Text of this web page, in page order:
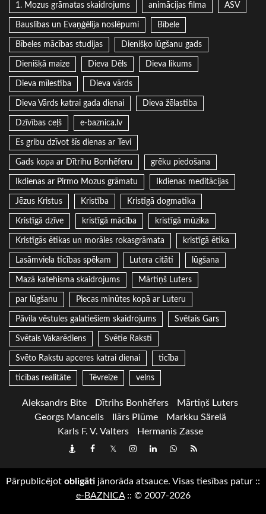
1. Mozus grāmatas skaidrojums animācijas filma ASV
Bauslības un Evaņģēlija noslēpumi Bībele
Bībeles mācības studijas Dienišķo lūgšanu gads
Dienišķā maize Dieva Dēls Dieva likums
Dieva mīlestība Dieva vārds
Dieva Vārds katrai gada dienai Dieva žēlastība
Dzīvības ceļš e-baznica.lv
Es gribu dzīvot šīs dienas ar Tevi
Gads kopa ar Dītrihu Bonhēferu grēku piedošana
Ikdienas ar Pirmo Mozus grāmatu Ikdienas meditācijas
Jēzus Kristus Kristība Kristīgā dogmatika
Kristīgā dzīve kristīgā mācība kristīgā mūzika
Kristīgās ētikas un morāles rokasgrāmata kristīgā ētika
Lasāmviela ticības spēkam Lutera citāti lūgšana
Mazā katehisma skaidrojums Mārtiņš Luters
par lūgšanu Piecas minūtes kopā ar Luteru
Pāvila vēstules galatiešiem skaidrojums Svētais Gars
Svētais Vakarēdiens Svētie Raksti
Svēto Rakstu apceres katrai dienai ticība
ticības realitāte Tēvreize velns
Aleksandrs Bite Dītrihs Bonhēfers
Mārtiņš Luters
Georgs Mancelis
Ilārs Plūme
Markku Särelä
Karls F. V. Valters
Hermanis Zasse
DraugiemFacebook
TwitterInstagram
LinkedInwhatsapp
RSS
Pārpublicējot obligāti jānorāda atsauce. Visas tiesības patur ::
e-BAZNICA:: © 2007-2026